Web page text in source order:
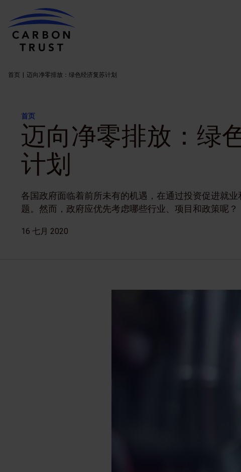
首页 迈向净零排放：绿色经济复苏计划
首页
迈向净零排放：绿
计划
各国政府面临着前所未有的机遇，在通过投资促进就
题。然而，政府应优先考虑哪些行业、项目和政策呢？
16 七月 2020